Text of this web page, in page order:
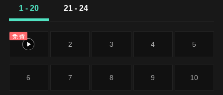
金、丞相府少奶奶，讓大理寺眾人錯愕。
1 - 20 21 - 24
免費
1 2 3 4 5
6 7 8 9 10